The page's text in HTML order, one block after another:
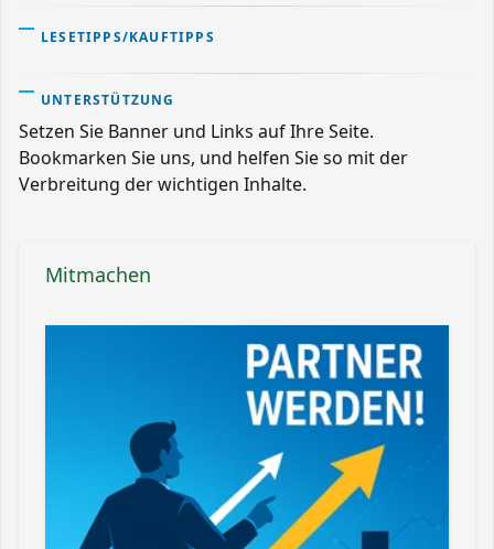
LESETIPPS/KAUFTIPPS
UNTERSTÜTZUNG
Setzen Sie Banner und Links auf Ihre Seite.
Bookmarken Sie uns, und helfen Sie so mit der
Verbreitung der wichtigen Inhalte.
Mitmachen